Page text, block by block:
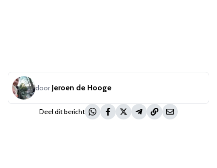
door Jeroen de Hooge
Deel dit bericht